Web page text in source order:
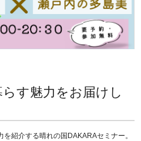
す魅力をお届けし
紹介する晴れの国DAKARAセミナー。